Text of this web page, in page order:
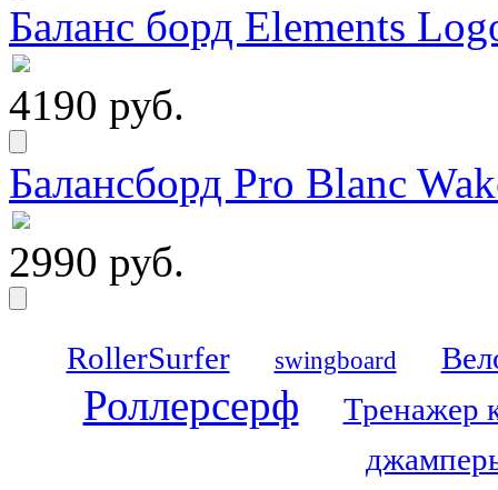
Баланс борд Elements
4190 руб.
Балансборд Pro Blanc
2990 руб.
RollerSurfer swingboard
Роллерсерф
Тренажер